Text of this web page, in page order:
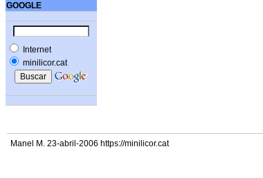
GOOGLE
Internet
minilicor.cat
Manel M. 23-abril-2006 https://minilicor.cat